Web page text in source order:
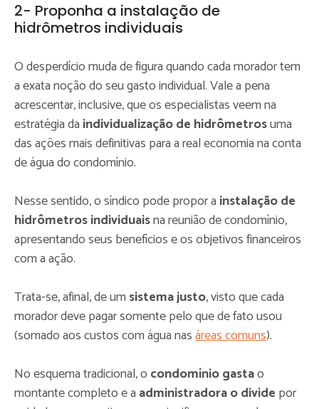
2- Proponha a instalação de
hidrômetros individuais
O desperdício muda de figura quando cada morador tem
a exata noção do seu gasto individual. Vale a pena
acrescentar, inclusive, que os especialistas veem na
estratégia da individualização de hidrômetrosuma
das ações mais definitivas para a real economia na conta
de água do condomínio.
Nesse sentido, o síndico pode propor a instalação de
hidrômetros individuaisna reunião de condomínio,
apresentando seus benefícios e os objetivos financeiros
com a ação.
Trata-se, afinal, de um sistema justo, visto que cada
morador deve pagar somente pelo que de fato usou
(somado aos custos com água nasáreas comuns).
No esquema tradicional, o condomínio gastao
montante completo e a administradora o divide por